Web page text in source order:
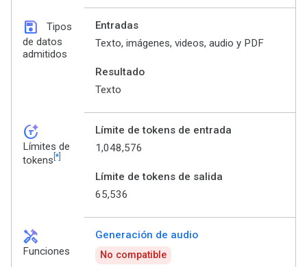
save
Tipos
de datos
admitidos
Entradas
Texto, imágenes, videos, audio y PDF
Resultado
Texto
token_auto
Límites de
tokens [*]
Límite de tokens de entrada
1,048,576
Límite de tokens de salida
65,536
handyman
Funciones
Generación de audio
No compatible